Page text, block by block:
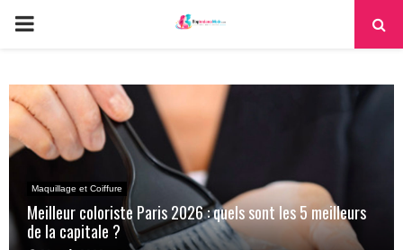
PRIMARY
Maquillage et Coiffure
Meilleur coloriste Paris 2026 : quels sont les 5 meilleurs
de la capitale ?